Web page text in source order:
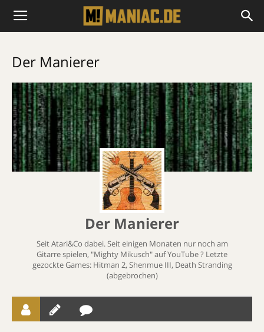
Der Manierer
Der Manierer
Seit Atari&Co dabei. Seit einigen Monaten nur noch am
Gitarre spielen, "Mighty Mikusch" auf YouTube ? Letzte
gezockte Games: Hitman 2, Shenmue III, Death Stranding
(abgebrochen)